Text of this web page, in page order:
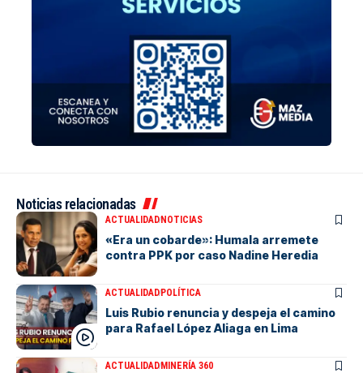
Noticias relacionadas
ACTUALIDADNOTICIAS
«Era un cobarde»: Humala arremete
contra PPK por caso Nadine Heredia
ACTUALIDADPOLÍTICA
Luis Rubio renuncia y despeja el camino
para Rafael López Aliaga en Lima
ACTUALIDADMINERÍA 360